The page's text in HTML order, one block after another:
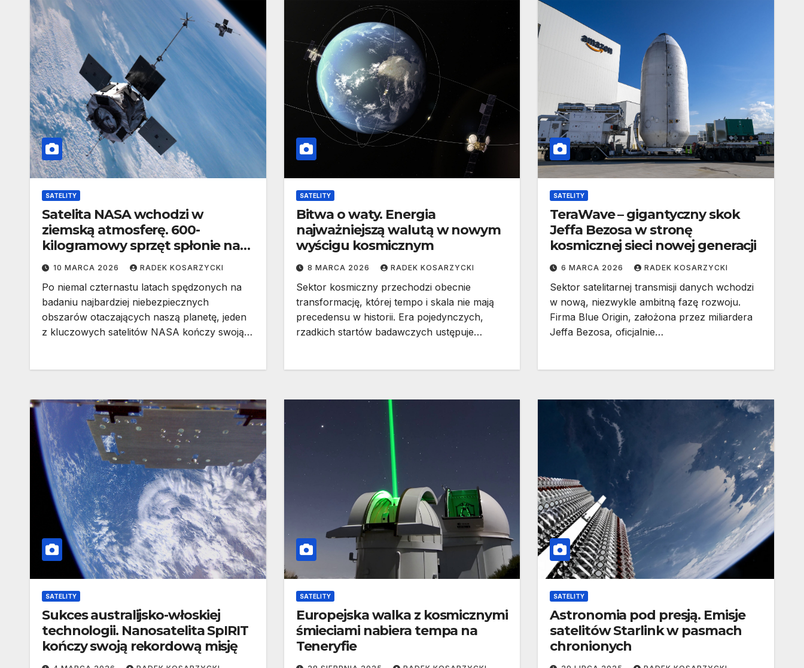
SATELITY
Satelita NASA wchodzi w
ziemską atmosferę. 600-
kilogramowy sprzęt spłonie nad
naszymi głowami
10 MARCA 2026 RADEK KOSARZYCKI
Po niemal czternastu latach spędzonych na
badaniu najbardziej niebezpiecznych
obszarów otaczających naszą planetę, jeden
z kluczowych satelitów NASA kończy swoją…
SATELITY
Bitwa o waty. Energia
najważniejszą walutą w nowym
wyścigu kosmicznym
8 MARCA 2026 RADEK KOSARZYCKI
Sektor kosmiczny przechodzi obecnie
transformację, której tempo i skala nie mają
precedensu w historii. Era pojedynczych,
rzadkich startów badawczych ustępuje…
SATELITY
TeraWave – gigantyczny skok
Jeffa Bezosa w stronę
kosmicznej sieci nowej generacji
6 MARCA 2026 RADEK KOSARZYCKI
Sektor satelitarnej transmisji danych wchodzi
w nową, niezwykle ambitną fazę rozwoju.
Firma Blue Origin, założona przez miliardera
Jeffa Bezosa, oficjalnie…
SATELITY
Sukces australijsko-włoskiej
technologii. Nanosatelita SpIRIT
kończy swoją rekordową misję
SATELITY
Europejska walka z kosmicznymi
śmieciami nabiera tempa na
Teneryfie
SATELITY
Astronomia pod presją. Emisje
satelitów Starlink w pasmach
chronionych